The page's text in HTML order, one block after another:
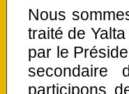
Nous
traité de
par le
secondaire
participons